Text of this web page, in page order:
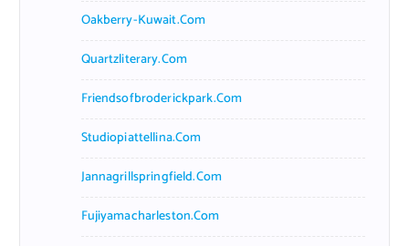
Oakberry-Kuwait.com
Quartzliterary.com
Friendsofbroderickpark.com
Studiopiattellina.com
Jannagrillspringfield.com
Fujiyamacharleston.com